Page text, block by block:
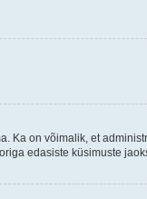
Ka on võimalik, et
edasiste küsimuste